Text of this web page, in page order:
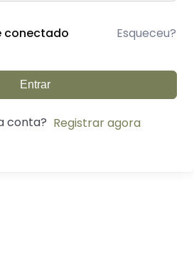
conectado Esqueceu?
Entrar
conta? Registrar agora